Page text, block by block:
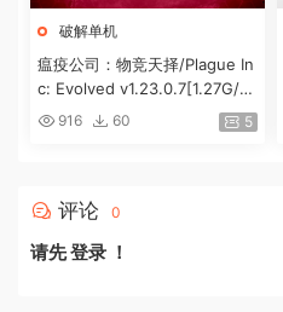
破解单机
瘟疫公司：物竞天择/Plague In
c: Evolved v1.23.0.7[1.27G/百
度] 916 60 5
评论 0
请先登录 ！